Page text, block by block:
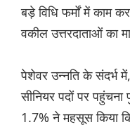
बड़े विधि फर्मों में काम
वकील उत्तरदाताओं का
पेशेवर उन्नति के संदर्भ
सीनियर पदों पर
1.7% ने महसूस किया